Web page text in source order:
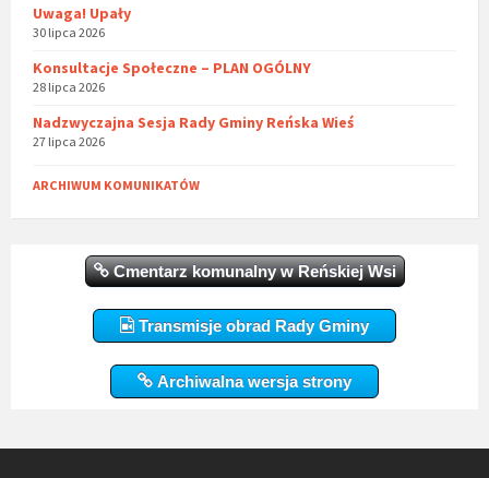
Uwaga! Upały
30 lipca 2026
Konsultacje Społeczne – PLAN OGÓLNY
28 lipca 2026
Nadzwyczajna Sesja Rady Gminy Reńska Wieś
27 lipca 2026
ARCHIWUM KOMUNIKATÓW
Cmentarz komunalny w Reńskiej Wsi
Transmisje obrad Rady Gminy
Archiwalna wersja strony